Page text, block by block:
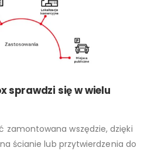
sprawdzi się w wielu
zamontowana wszędzie, dzięki
ścianie lub przytwierdzenia do